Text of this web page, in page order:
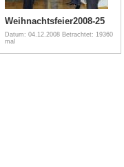
Weihnachtsfeier2008-25
Datum: 04.12.2008 Betrachtet: 19360
mal